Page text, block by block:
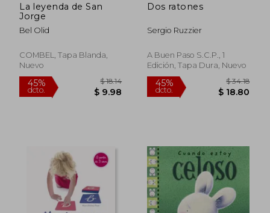
La leyenda de San
Jorge
Bel Olid
COMBEL, Tapa Blanda,
Nuevo
Dos ratones
Sergio Ruzzier
A Buen Paso S.C.P., 1
Edición, Tapa Dura, Nuevo